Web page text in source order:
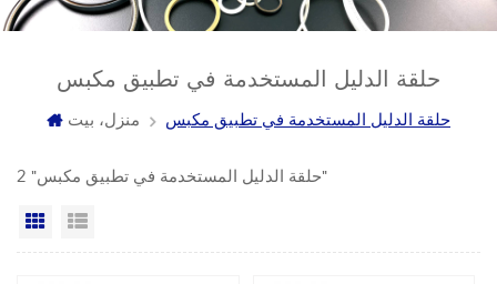
حلقة الدليل المستخدمة في تطبيق مكبس
منزل، بيت حلقة الدليل المستخدمة في تطبيق مكبس
2 "حلقة الدليل المستخدمة في تطبيق مكبس"
عرض شبكي